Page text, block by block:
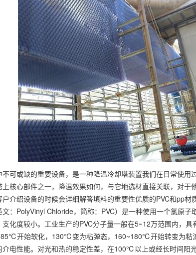
可或缺的重要设备，是一种降温冷却塔装置我们在日常使
核心部件之一，降温效果如何，与它地选材直接关联，对于
介绍设备的时候会详细解答填料的重要性优质的PVC和pp
：PolyVinyl Chloride，简称：PVC）是一种使用一个氯原
化度较小。工业生产的PVC分子量一般在5~12万范围内，
开始软化，130℃变为粘弹态，160~180℃开始转变为粘
电性能。对光和热的稳定性差，在100℃以上或经长时间阳